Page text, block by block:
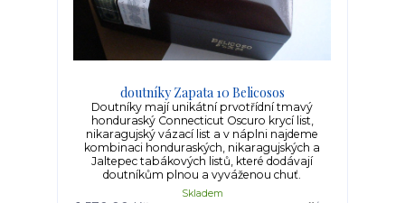
doutníky Zapata 10 Belicosos
Doutníky mají unikátní prvotřídní tmavý
honduraský Connecticut Oscuro krycí list,
nikaragujský vázací list a v náplni najdeme
kombinaci honduraských, nikaragujských a
Jaltepec tabákových listů, které dodávají
doutníkům plnou a vyváženou chuť.
Skladem